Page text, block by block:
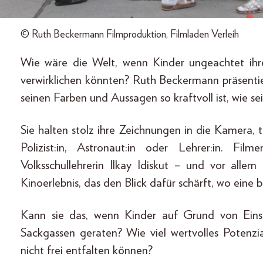
© Ruth Beckermann Filmproduktion, Filmladen Verleih
Wie wäre die Welt, wenn Kinder ungeachtet
verwirklichen könnten? Ruth Beckermann
seinen Farben und Aussagen so kraftvoll ist, wie
Sie halten stolz ihre Zeichnungen in die Kamera,
Polizist:in, Astronaut:in oder Lehrer:in.
Volksschullehrerin Ilkay Idiskut – und vor
Kinoerlebnis, das den Blick dafür schärft, wo eine
Kann sie das, wenn Kinder auf Grund von
Sackgassen geraten? Wie viel wertvolles
nicht frei entfalten können?